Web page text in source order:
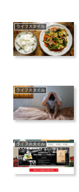
ライフスタイル
ライフスタイル
ライフスタイル